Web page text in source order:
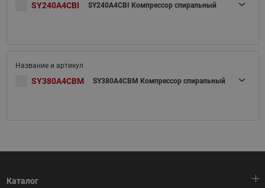
SY240A4CBI SY240A4CBI Компрессор спиральный
SY380A4CBM SY380A4CBM Компрессор спиральный
Каталог